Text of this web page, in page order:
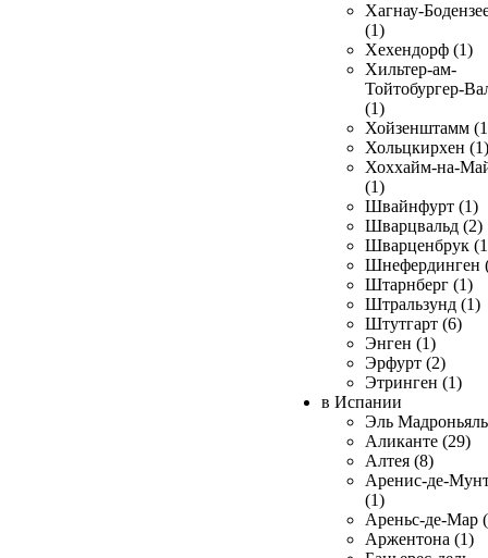
Хагнау-
(1)
Хехендорф (1)
Хильтер-ам-
Тойтобургер-
(1)
Хойзенштамм
Хольцкирхен (1)
Хоххайм-на-
(1)
Швайнфурт (1)
Шварцвальд (2)
Шварценбрук
Шнефердинген
Штарнберг (1)
Штральзунд (1)
Штутгарт (6)
Энген (1)
Эрфурт (2)
Этринген (1)
в Испании
Эль
Аликанте (29)
Алтея (8)
Аренис-де-
(1)
Ареньс-де-Мар
Аржентона (1)